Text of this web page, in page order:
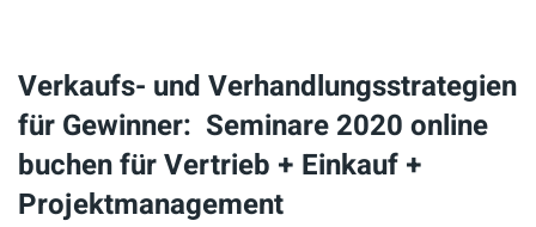
Verkaufs- und Verhandlungsstrategien
für Gewinner: Seminare 2020 online
buchen für Vertrieb + Einkauf +
Projektmanagement